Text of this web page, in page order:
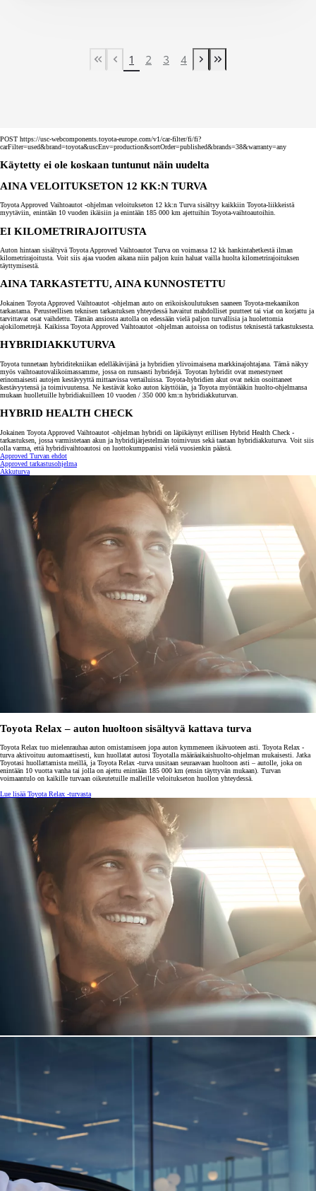
First Page
Previous page
1 2 3 4
Next page
Last Page
POST https://usc-webcomponents.toyota-europe.com/v1/car-filter/fi/fi?
carFilter=used&brand=toyota&uscEnv=production&sortOrder=published&brands=38&warranty=any
Käytetty ei ole koskaan tuntunut näin uudelta
AINA VELOITUKSETON 12 KK:N TURVA
Toyota Approved Vaihtoautot -ohjelman veloitukseton 12 kk:n Turva sisältyy kaikkiin Toyota-liikkeistä
myytäviin, enintään 10 vuoden ikäisiin ja enintään 185 000 km ajettuihin Toyota-vaihtoautoihin.
EI KILOMETRIRAJOITUSTA
Auton hintaan sisältyvä Toyota Approved Vaihtoautot Turva on voimassa 12 kk hankintahetkestä ilman
kilometrirajoitusta. Voit siis ajaa vuoden aikana niin paljon kuin haluat vailla huolta kilometrirajoituksen
täyttymisestä.
AINA TARKASTETTU, AINA KUNNOSTETTU
Jokainen Toyota Approved Vaihtoautot -ohjelman auto on erikoiskoulutuksen saaneen Toyota-mekaanikon
tarkastama. Perusteellisen teknisen tarkastuksen yhteydessä havaitut mahdolliset puutteet tai viat on korjattu ja
tarvittavat osat vaihdettu. Tämän ansiosta autolla on edessään vielä paljon turvallisia ja huolettomia
ajokilometrejä. Kaikissa Toyota Approved Vaihtoautot -ohjelman autoissa on todistus teknisestä tarkastuksesta.
HYBRIDIAKKUTURVA
Toyota tunnetaan hybriditekniikan edelläkävijänä ja hybridien ylivoimaisena markkinajohtajana. Tämä näkyy
myös vaihtoautovalikoimassamme, jossa on runsaasti hybridejä. Toyotan hybridit ovat menestyneet
erinomaisesti autojen kestävyyttä mittaavissa vertailuissa. Toyota-hybridien akut ovat nekin osoittaneet
kestävyytensä ja toimivuutensa. Ne kestävät koko auton käyttöiän, ja Toyota myöntääkin huolto-ohjelmansa
mukaan huolletuille hybridiakuilleen 10 vuoden / 350 000 km:n hybridiakkuturvan.
HYBRID HEALTH CHECK
Jokainen Toyota Approved Vaihtoautot -ohjelman hybridi on läpikäynyt erillisen Hybrid Health Check -
tarkastuksen, jossa varmistetaan akun ja hybridijärjestelmän toimivuus sekä taataan hybridiakkuturva. Voit siis
olla varma, että hybridivaihtoautosi on luottokumppanisi vielä vuosienkin päästä.
Approved Turvan ehdot
Approved tarkastusohjelma
Akkuturva
Toyota Relax – auton huoltoon sisältyvä kattava turva
Toyota Relax tuo mielenrauhaa auton omistamiseen jopa auton kymmeneen ikävuoteen asti. Toyota Relax -
turva aktivoituu automaattisesti, kun huollatat autosi Toyotalla määräaikaishuolto-ohjelman mukaisesti. Jatka
Toyotasi huollattamista meillä, ja Toyota Relax -turva uusitaan seuraavaan huoltoon asti – autolle, joka on
enintään 10 vuotta vanha tai jolla on ajettu enintään 185 000 km (ensin täyttyvän mukaan). Turvan
voimaantulo on kaikille turvaan oikeutetuille malleille veloitukseton huollon yhteydessä.
Lue lisää Toyota Relax -turvasta